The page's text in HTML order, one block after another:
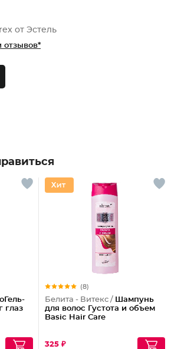
от Эстель
отзывов*
глаз
(8)
Белита - Витекс /
Шампунь
для волос Густота и объем
Basic Hair Care
325 ₽